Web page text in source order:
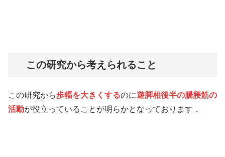
この研究から考えられること
この研究から歩幅を大きくするのに遊脚相後半の腸腰筋の
活動が役立っていることが明らかとなっております．